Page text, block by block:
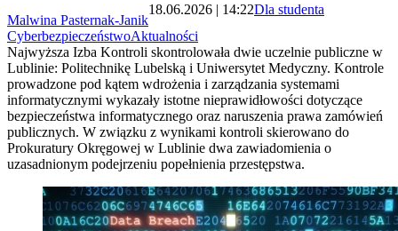
Malwina Pasternak-Janik
18.06.2026 | 14:22Dla studenta
CyberbezpieczeństwoAktualności
Najwyższa Izba Kontroli skontrolowała dwie uczelnie publiczne w
Lublinie: Politechnikę Lubelską i Uniwersytet Medyczny. Kontrole
prowadzone pod kątem wdrożenia i zarządzania systemami
informatycznymi wykazały istotne nieprawidłowości dotyczące
bezpieczeństwa informatycznego oraz naruszenia prawa zamówień
publicznych. W związku z wynikami kontroli skierowano do
Prokuratury Okręgowej w Lublinie dwa zawiadomienia o
uzasadnionym podejrzeniu popełnienia przestępstwa.